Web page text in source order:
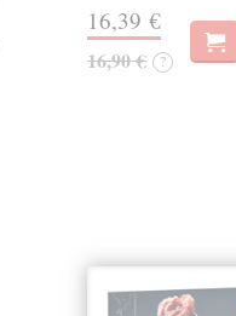
16,39 €
16,90 € ?